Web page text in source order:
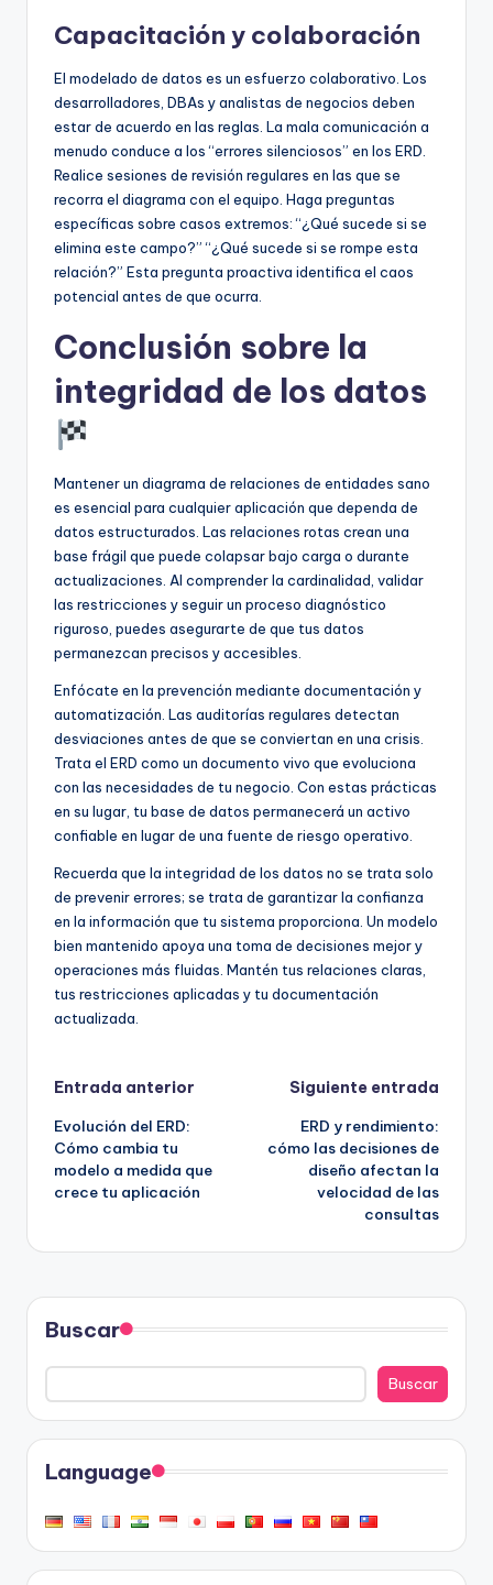
Capacitación y colaboración
El modelado de datos es un esfuerzo colaborativo. Los
desarrolladores, DBAs y analistas de negocios deben
estar de acuerdo en las reglas. La mala comunicación a
menudo conduce a los “errores silenciosos” en los ERD.
Realice sesiones de revisión regulares en las que se
recorra el diagrama con el equipo. Haga preguntas
específicas sobre casos extremos: “¿Qué sucede si se
elimina este campo?” “¿Qué sucede si se rompe esta
relación?” Esta pregunta proactiva identifica el caos
potencial antes de que ocurra.
Conclusión sobre la
integridad de los datos
Mantener un diagrama de relaciones de entidades sano
es esencial para cualquier aplicación que dependa de
datos estructurados. Las relaciones rotas crean una
base frágil que puede colapsar bajo carga o durante
actualizaciones. Al comprender la cardinalidad, validar
las restricciones y seguir un proceso diagnóstico
riguroso, puedes asegurarte de que tus datos
permanezcan precisos y accesibles.
Enfócate en la prevención mediante documentación y
automatización. Las auditorías regulares detectan
desviaciones antes de que se conviertan en una crisis.
Trata el ERD como un documento vivo que evoluciona
con las necesidades de tu negocio. Con estas prácticas
en su lugar, tu base de datos permanecerá un activo
confiable en lugar de una fuente de riesgo operativo.
Recuerda que la integridad de los datos no se trata solo
de prevenir errores; se trata de garantizar la confianza
en la información que tu sistema proporciona. Un modelo
bien mantenido apoya una toma de decisiones mejor y
operaciones más fluidas. Mantén tus relaciones claras,
tus restricciones aplicadas y tu documentación
actualizada.
Navegación
de
entradas
Entrada anterior
Evolución del ERD:
Cómo cambia tu
modelo a medida que
crece tu aplicación
Siguiente entrada
ERD y rendimiento:
cómo las decisiones de
diseño afectan la
velocidad de las
consultas
Buscar
Buscar
Language